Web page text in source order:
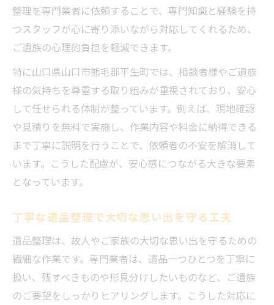
遺品整理依頼時にトラブルを防ぐコツ
大切な思い出を守る遺品整理の手順
遺品整理で思い出の品を丁寧に扱う手順
仕分けから供養まで安心の遺品整理プロセ
ス
遺品整理で心に寄り添う対応の具体例
家族の希望を反映する遺品整理の進め方
故人の想いを大切にする遺品整理の工夫
ご家族に寄り添う遺品整理の進め方
遺品整理の進行で重視したい家族との対話
安心して任せられる遺品整理のサポート内
容
遺品整理で家族の負担を減らすための相談
方法
整理を専門業者に依頼することで、専門知識と経験を持
つスタッフが心に寄り添いながら対応してくれるため、
ご遺族の心理的負担を軽減できます。
特に山口県山口市熊毛郡平生町では、相談者様やご遺族
様の気持ちを尊重する取り組みが重視されており、安心
して任せられる体制が整っています。例えば、現地確認
や見積りを無料で実施し、作業内容や料金に納得できる
まで丁寧に説明を行うことで、依頼者の不安を解消して
います。こうした配慮が、安心感につながる大きな要素
となっています。
丁寧な遺品整理で大切な思い出を守る工夫
遺品整理は、故人やご家族の大切な思い出を守るための
繊細な作業です。専門業者は、遺品一つひとつを丁寧に
扱い、残すべきものや形見分けしたいものなど、ご遺族
のご要望をしっかりヒアリングします。こうした対応に